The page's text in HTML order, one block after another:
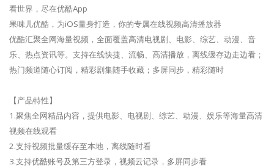
看世界，尽在优酷App
果味儿优酷，为iOS量身打造，你的专属在线视频高清播放器
优酷汇聚全网海量视频，全面覆盖高清电视剧、电影、综艺、动漫、音
乐、热点资讯等。支持在线快捷、流畅、高清播放，离线缓存边走边看；
热门频道随心订阅，精彩剧集随手收藏；多屏同步，精彩随时
【产品特性】
1.聚焦全网精品内容，提供电影、电视剧、综艺、动漫、娱乐等海量高清
视频在线观看
2.支持视频批量缓存至本地，离线随时看
3.支持优酷账号及第三方登录，视频云记录，多屏同步看